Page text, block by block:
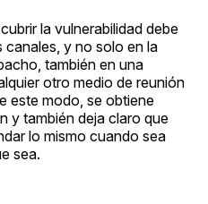
la vulnerabilidad debe
y no solo en la
también en una
otro medio de reunión
este modo, se obtiene
y también deja claro que
lo mismo cuando sea
sea.